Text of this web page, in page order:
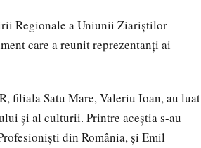
Regionale a Uniunii Ziariștilor
care a reunit reprezentanți ai
filiala Satu Mare, Valeriu Ioan, au luat
și al culturii. Printre aceștia s-au
din România, și Emil